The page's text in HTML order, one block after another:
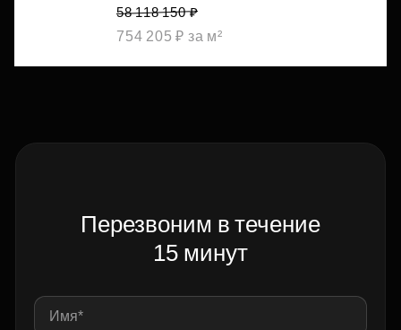
58 118 150 ₽
754 205 ₽ за м²
Перезвоним в течение
15 минут